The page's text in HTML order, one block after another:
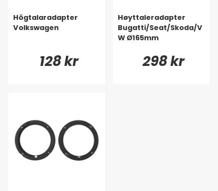
Högtalaradapter
Volkswagen
128 kr
Høyttaleradapter
Bugatti/Seat/Skoda/V
W Ø165mm
298 kr